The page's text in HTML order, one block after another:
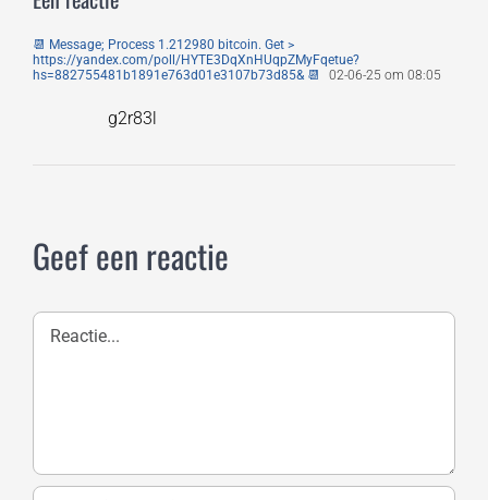
📆 Message; Process 1.212980 bitcoin. Get >
https://yandex.com/poll/HYTE3DqXnHUqpZMyFqetue?
hs=882755481b1891e763d01e3107b73d85& 📆
02-06-25 om 08:05
g2r83l
Geef een reactie
Reactie